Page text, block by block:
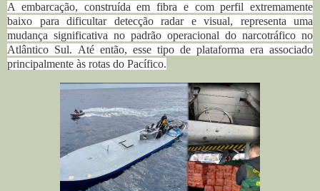
A embarcação, construída em fibra e com perfil extremamente
baixo para dificultar detecção radar e visual, representa uma
mudança significativa no padrão operacional do narcotráfico no
Atlântico Sul. Até então, esse tipo de plataforma era associado
principalmente às rotas do Pacífico.